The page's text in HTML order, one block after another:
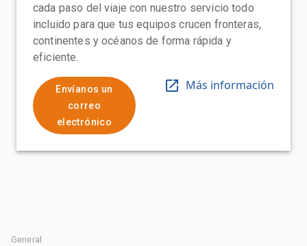
cada paso del viaje con nuestro servicio todo
incluido para que tus equipos crucen fronteras,
continentes y océanos de forma rápida y
eficiente.
Envíanos un
correo
electrónico
Más información
General